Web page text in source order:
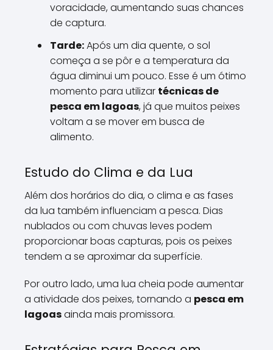
voracidade, aumentando suas chances
de captura.
Tarde:Após um dia quente, o sol
começa a se pôr e a temperatura da
água diminui um pouco. Esse é um ótimo
momento para utilizar técnicas de
pesca em lagoas, já que muitos peixes
voltam a se mover em busca de
alimento.
Estudo do Clima e da Lua
Além dos horários do dia, o clima e as fases
da lua também influenciam a pesca. Dias
nublados ou com chuvas leves podem
proporcionar boas capturas, pois os peixes
tendem a se aproximar da superfície.
Por outro lado, uma lua cheia pode aumentar
a atividade dos peixes, tornando a pesca em
lagoasainda mais promissora.